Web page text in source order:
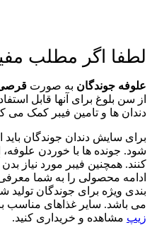
لطفا اگر مطلب
علوفه جوندگان به صورت
از سن بلوغ برای آنها قابل
دندان ها و تامین فیبر کمک می
برای سایش دندان جوندگان
شود. جونده ها با خوردن علوفه،
کنند. همچنین فیبر مورد نیاز
ادامه محصولی را به شما
بندی ویژه برای جوندگان
می باشد. سایر غذاهای مناسب
زیپ مشاهده و خریداری کنید.